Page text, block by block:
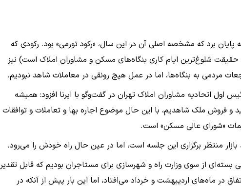
مسکن در حالی سال ۱۴۰۳ را به پایان برد که مشخصه اصلی آن در این سال، «رکود تورمی» بود. رکودی که
شلوغ‌ترین ایام کاری بنگاه‌های مسکن و مشاوران املاک است) نیز
مردمی به بنگاه‌ها، اما در عمل هیچ رونقی در معاملات شاهد نبودیم.
اول اتحادیه مشاوران املاک تهران در گفت‌وگو با ایرنا افزود: همیشه
و فروش ملک شاهدیم، با این حال موضوع اجاره بها و تعاملات و توافقات
«شورای عالی مسکن» است.
منتظر برگزاری این جلسه است، اما در عین حال راه خودش را می‌رود.
شاهد پیش بینی بسته‌ای از سوی وزارت راه و شهرسازی برای مستاجران بودیم که قابل تقدیر
در ماه‌های اردیبهشت و خرداد می‌افتاد، اما این بار پیش از آنکه در